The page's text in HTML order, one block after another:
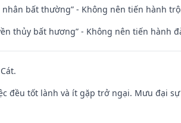
nhân bất thường” - Không nên tiến hành
thủy bất hương” - Không nên tiến hành
đều tốt lành và ít gặp trở ngại. Mưu đại